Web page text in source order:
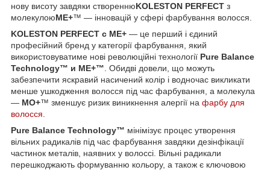
нову висоту завдяки створеннюKOLESTON PERFECT з
молекулоюME+™ — інновацій у сфері фарбування волосся.
KOLESTON PERFECT с ME+ — це перший і єдиний
професійний бренд у категорії фарбування, який
використовуватиме нові революційні технології Pure Balance
Technology™ и ME+™ . Обидві довели, що можуть
забезпечити яскравий насичений колір і водночас викликати
менше ушкодження волосся під час фарбування, а молекула
— МО+™ зменшує ризик виникнення алергії на фарбу для
волосся
Pure Balance Technology™ мінімізує процес утворення
вільних радикалів під час фарбування завдяки дезінфікації
частинок металів, наявних у волоссі. Вільні радикали
перешкоджають формуванню кольору, а також є ключовою